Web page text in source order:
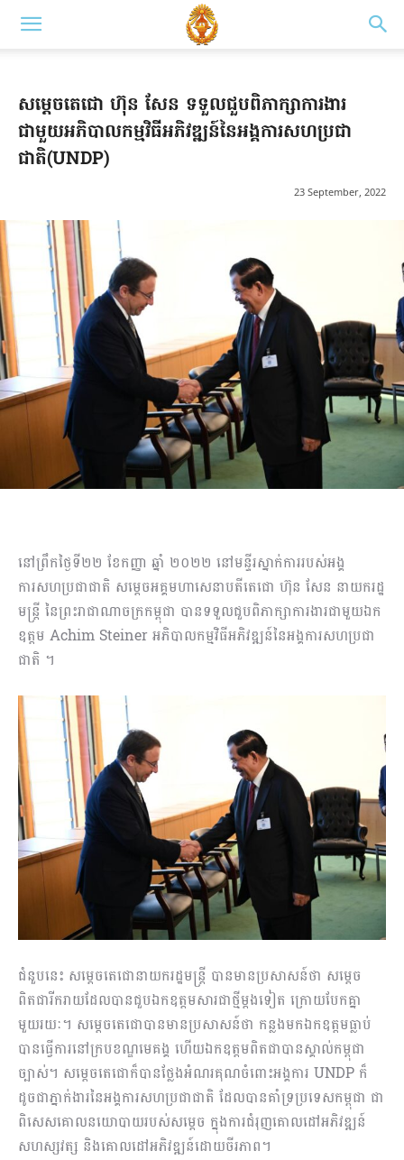
សម្ដេចតេជោ ហ៊ុន សែន ទទួលជួបពិភាក្សាការងារ
ជាមួយអភិបាលកម្មវិធីអភិវឌ្ឍន៍នៃអង្គការសហប្រជា
ជាតិ(UNDP)
23 September, 2022
នៅព្រឹកថ្ងៃទី២២ ខែកញ្ញា ឆ្នាំ ២០២២ នៅមន្ទីរស្នាក់ការរបស់អង្គ
ការសហប្រជាជាតិ សម្ដេចអគ្គមហាសេនាបតីតេជោ ហ៊ុន សែន នាយករដ្ឋ
មន្ត្រី នៃព្រះរាជាណាចក្រកម្ពុជា បានទទួលជួបពិភាក្សាការងារជាមួយឯក
ឧត្តម Achim Steiner អភិបាលកម្មវិធីអភិវឌ្ឍន៍នៃអង្គការសហប្រជា
ជាតិ ។
ជំនួបនេះ សម្ដេចតេជោនាយករដ្ឋមន្ត្រី បានមានប្រសាសន៍ថា សម្ដេច
ពិតជារីករាយដែលបានជួបឯកឧត្តមសារជាថ្មីម្ដងទៀត ក្រោយបែកគ្នា
មួយរយៈ។ សម្ដេចតេជោបានមានប្រសាសន៍ថា កន្លងមកឯកឧត្តមធ្លាប់
បានធ្វើការនៅក្របខណ្ឌមេគង្គ ហើយឯកឧត្តមពិតជាបានស្គាល់កម្ពុជា
ច្បាស់។ សម្ដេចតេជោក៏បានថ្លែងអំណរគុណចំពោះអង្គការ UNDP ក៏
ដូចជាភ្នាក់ងារនៃអង្គការសហប្រជាជាតិ ដែលបានគាំទ្រប្រទេសកម្ពុជា ជា
ពិសេសគោលនយោបាយរបស់សម្ដេច ក្នុងការជំរុញគោលដៅអភិវឌ្ឍន៍
សហស្សវត្ស និងគោលដៅអភិវឌ្ឍន៍ដោយចីរភាព។